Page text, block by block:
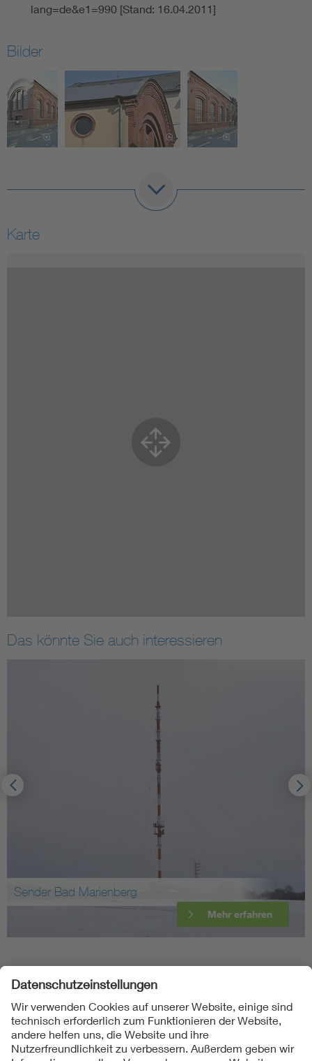
lang=de&e1=990 [Stand: 16.04.2011]
Bilder
Karte
Das könnte Sie auch interessieren
Sender Bad Marienberg
Mehr erfahren
Folgen Sie uns